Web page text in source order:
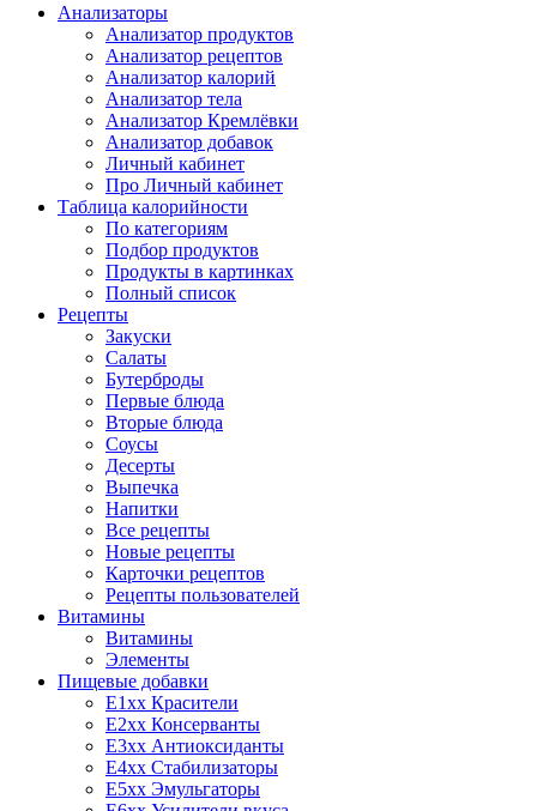
Анализаторы
Анализатор продуктов
Анализатор рецептов
Анализатор калорий
Анализатор тела
Анализатор Кремлёвки
Анализатор добавок
Личный кабинет
Про Личный кабинет
Таблица калорийности
По категориям
Подбор продуктов
Продукты в картинках
Полный список
Рецепты
Закуски
Салаты
Бутерброды
Первые блюда
Вторые блюда
Соусы
Десерты
Выпечка
Напитки
Все рецепты
Новые рецепты
Карточки рецептов
Рецепты пользователей
Витамины
Витамины
Элементы
Пищевые добавки
E1xx Красители
E2xx Консерванты
E3xx Антиоксиданты
E4xx Стабилизаторы
E5xx Эмульгаторы